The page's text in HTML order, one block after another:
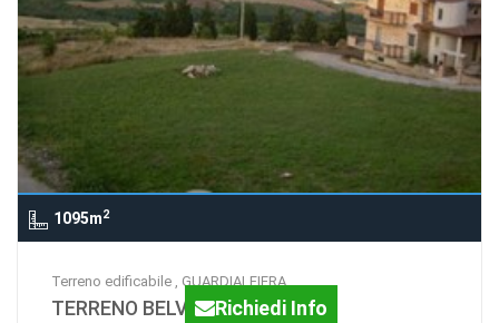
1095m2
Terreno edificabile , GUARDIALFIERA
TERRENO BELVEDERERichiedi Info